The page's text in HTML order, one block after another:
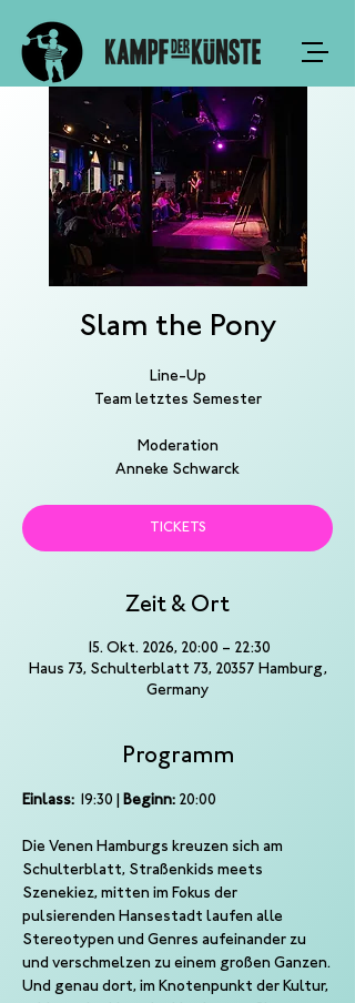
Slam the Pony
Line-Up
Team letztes Semester
Moderation
Anneke Schwarck
TICKETS
Zeit & Ort
15. Okt. 2026, 20:00 – 22:30
Haus 73, Schulterblatt 73, 20357 Hamburg,
Germany
Programm
Einlass: 19:30 | Beginn: 20:00
Die Venen Hamburgs kreuzen sich am
Schulterblatt, Straßenkids meets
Szenekiez, mitten im Fokus der
pulsierenden Hansestadt laufen alle
Stereotypen und Genres aufeinander zu
und verschmelzen zu einem großen Ganzen.
Und genau dort, im Knotenpunkt der Kultur,